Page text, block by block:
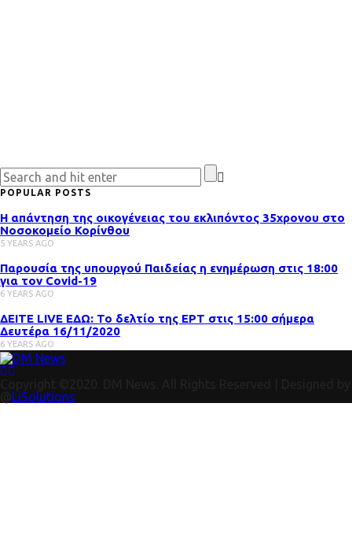
POPULAR POSTS
Η απάντηση της οικογένειας του εκλιπόντος 35χρονου στo
Νοσοκομείο Κορίνθου
5 YEARS AGO
Παρουσία της υπουργού Παιδείας η ενημέρωση στις 18:00
για τον Covid-19
6 YEARS AGO
ΔΕΙΤΕ LIVE ΕΔΩ: Το δελτίο της ΕΡΤ στις 15:00 σήμερα
Δευτέρα 16/11/2020
6 YEARS AGO
LiSolutions